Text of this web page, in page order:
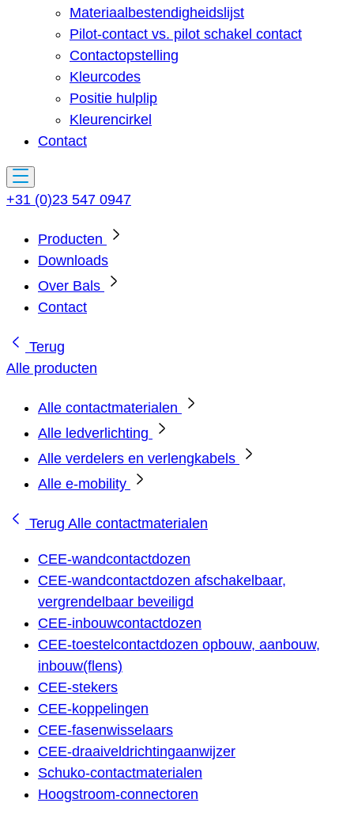
Materiaalbestendigheidslijst
Pilot-contact vs. pilot schakel contact
Contactopstelling
Kleurcodes
Positie hulplip
Kleurencirkel
Contact
+31 (0)23 547 0947
Producten
Downloads
Over Bals
Contact
Terug
Alle producten
Alle contactmaterialen
Alle ledverlichting
Alle verdelers en verlengkabels
Alle e-mobility
Terug Alle contactmaterialen
CEE-wandcontactdozen
CEE-wandcontactdozen afschakelbaar,
vergrendelbaar beveiligd
CEE-inbouwcontactdozen
CEE-toestelcontactdozen opbouw, aanbouw,
inbouw(flens)
CEE-stekers
CEE-koppelingen
CEE-fasenwisselaars
CEE-draaiveldrichtingaanwijzer
Schuko-contactmaterialen
Hoogstroom-connectoren